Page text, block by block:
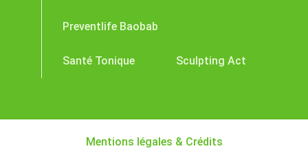
Preventlife Baobab
Santé Tonique Sculpting Act
Mentions légales & Crédits